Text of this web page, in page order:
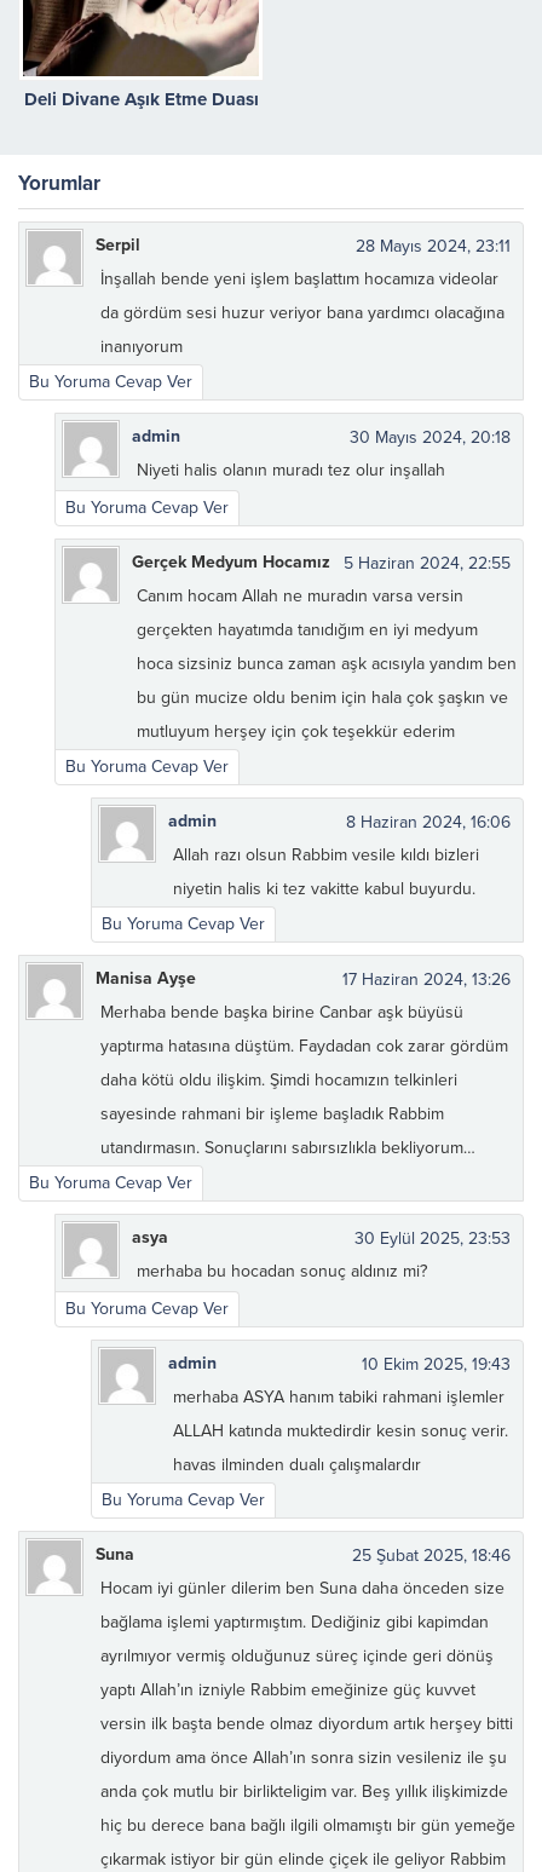
Deli Divane Aşık Etme Duası
Yorumlar
Serpil
28 Mayıs 2024, 23:11
İnşallah bende yeni işlem başlattım hocamıza videolar
da gördüm sesi huzur veriyor bana yardımcı olacağına
inanıyorum
Bu Yoruma Cevap Ver
admin
30 Mayıs 2024, 20:18
Niyeti halis olanın muradı tez olur inşallah
Bu Yoruma Cevap Ver
Gerçek Medyum Hocamız
5 Haziran 2024, 22:55
Canım hocam Allah ne muradın varsa versin
gerçekten hayatımda tanıdığım en iyi medyum
hoca sizsiniz bunca zaman aşk acısıyla yandım ben
bu gün mucize oldu benim için hala çok şaşkın ve
mutluyum herşey için çok teşekkür ederim
Bu Yoruma Cevap Ver
admin
8 Haziran 2024, 16:06
Allah razı olsun Rabbim vesile kıldı bizleri
niyetin halis ki tez vakitte kabul buyurdu.
Bu Yoruma Cevap Ver
Manisa Ayşe
17 Haziran 2024, 13:26
Merhaba bende başka birine Canbar aşk büyüsü
yaptırma hatasına düştüm. Faydadan cok zarar gördüm
daha kötü oldu ilişkim. Şimdi hocamızın telkinleri
sayesinde rahmani bir işleme başladık Rabbim
utandırmasın. Sonuçlarını sabırsızlıkla bekliyorum…
Bu Yoruma Cevap Ver
asya
30 Eylül 2025, 23:53
merhaba bu hocadan sonuç aldınız mi?
Bu Yoruma Cevap Ver
admin
10 Ekim 2025, 19:43
merhaba ASYA hanım tabiki rahmani işlemler
ALLAH katında muktedirdir kesin sonuç verir.
havas ilminden dualı çalışmalardır
Bu Yoruma Cevap Ver
Suna
25 Şubat 2025, 18:46
Hocam iyi günler dilerim ben Suna daha önceden size
bağlama işlemi yaptırmıştım. Dediğiniz gibi kapimdan
ayrılmıyor vermiş olduğunuz süreç içinde geri dönüş
yaptı Allah’ın izniyle Rabbim emeğinize güç kuvvet
versin ilk başta bende olmaz diyordum artık herşey bitti
diyordum ama önce Allah’ın sonra sizin vesileniz ile şu
anda çok mutlu bir birlikteligim var. Beş yıllık ilişkimizde
hiç bu derece bana bağlı ilgili olmamıştı bir gün yemeğe
çıkarmak istiyor bir gün elinde çiçek ile geliyor Rabbim